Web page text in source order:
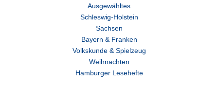
Ausgewähltes
Schleswig-Holstein
Sachsen
Bayern & Franken
Volkskunde & Spielzeug
Weihnachten
Hamburger Lesehefte